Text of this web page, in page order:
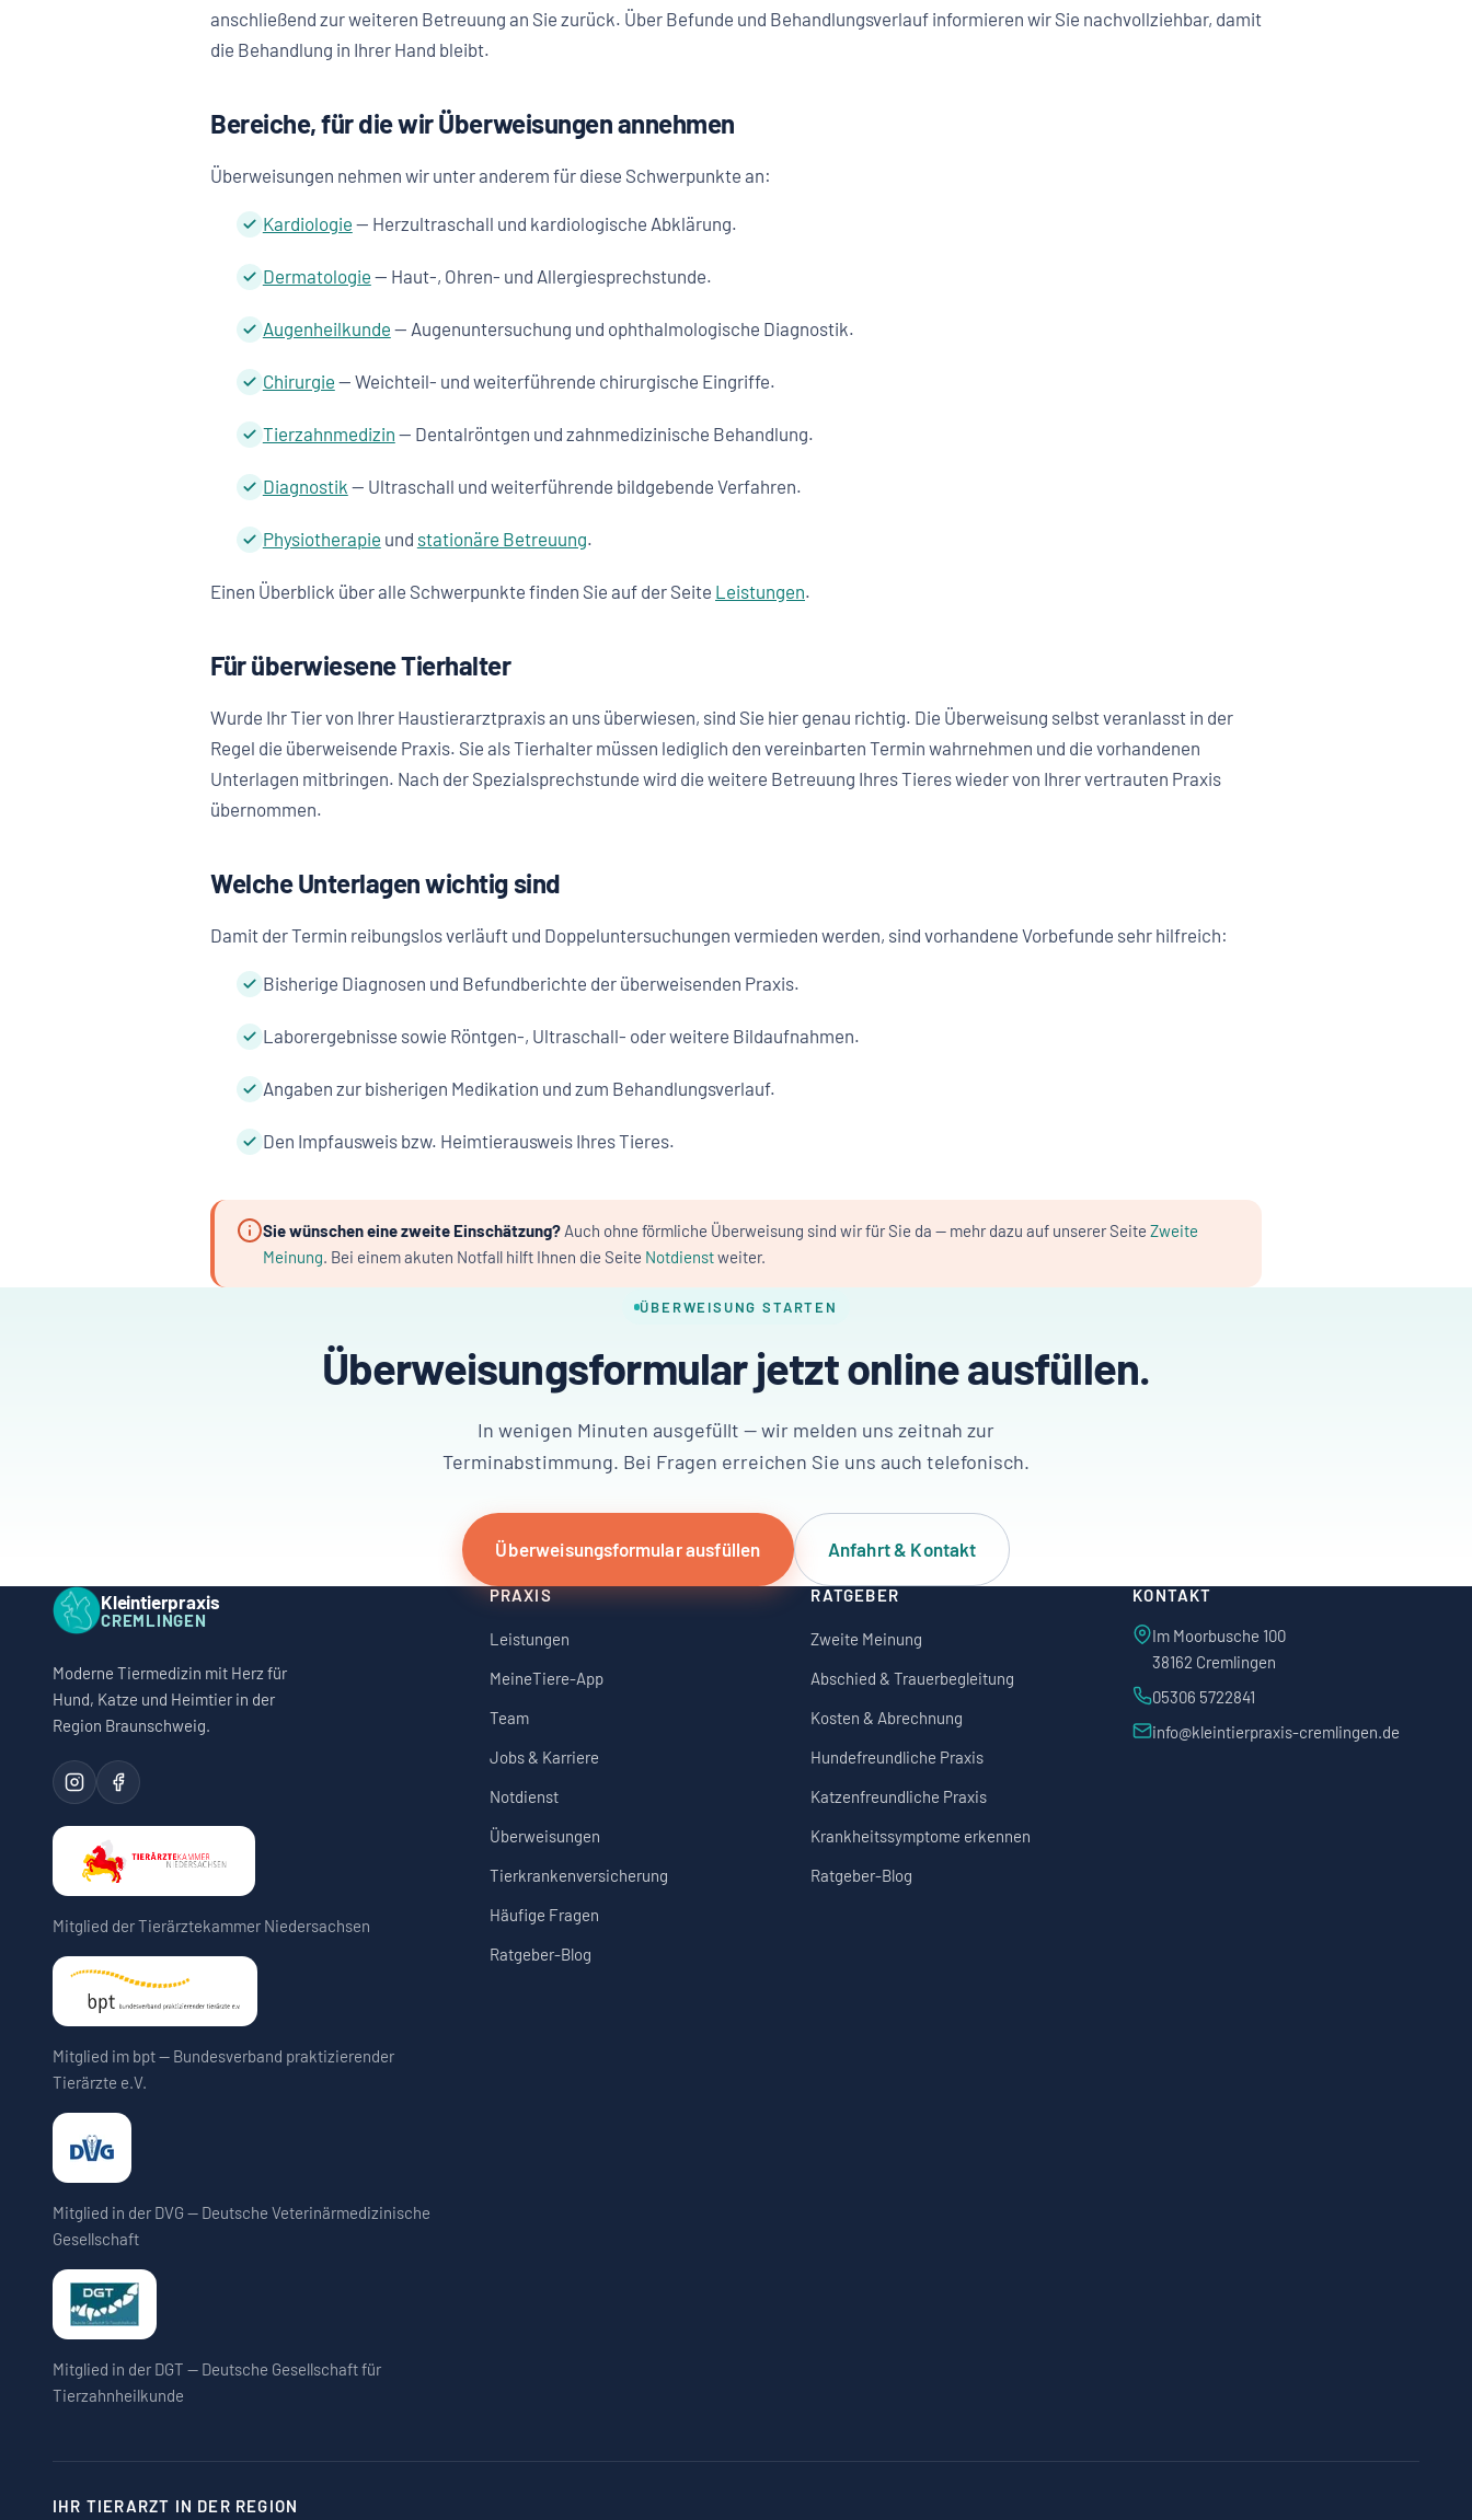
anschließend zur weiteren Betreuung an Sie zurück. Über Befunde und Behandlungsverlauf informieren wir Sie nachvollziehbar, damit
die Behandlung in Ihrer Hand bleibt.
Bereiche, für die wir Überweisungen annehmen
Überweisungen nehmen wir unter anderem für diese Schwerpunkte an:
Kardiologie — Herzultraschall und kardiologische Abklärung.
Dermatologie — Haut-, Ohren- und Allergiesprechstunde.
Augenheilkunde — Augenuntersuchung und ophthalmologische Diagnostik.
Chirurgie — Weichteil- und weiterführende chirurgische Eingriffe.
Tierzahnmedizin — Dentalröntgen und zahnmedizinische Behandlung.
Diagnostik — Ultraschall und weiterführende bildgebende Verfahren.
Physiotherapie und stationäre Betreuung.
Einen Überblick über alle Schwerpunkte finden Sie auf der Seite Leistungen.
Für überwiesene Tierhalter
Wurde Ihr Tier von Ihrer Haustierarztpraxis an uns überwiesen, sind Sie hier genau richtig. Die Überweisung selbst veranlasst in der
Regel die überweisende Praxis. Sie als Tierhalter müssen lediglich den vereinbarten Termin wahrnehmen und die vorhandenen
Unterlagen mitbringen. Nach der Spezialsprechstunde wird die weitere Betreuung Ihres Tieres wieder von Ihrer vertrauten Praxis
übernommen.
Welche Unterlagen wichtig sind
Damit der Termin reibungslos verläuft und Doppeluntersuchungen vermieden werden, sind vorhandene Vorbefunde sehr hilfreich:
Bisherige Diagnosen und Befundberichte der überweisenden Praxis.
Laborergebnisse sowie Röntgen-, Ultraschall- oder weitere Bildaufnahmen.
Angaben zur bisherigen Medikation und zum Behandlungsverlauf.
Den Impfausweis bzw. Heimtierausweis Ihres Tieres.
Sie wünschen eine zweite Einschätzung? Auch ohne förmliche Überweisung sind wir für Sie da — mehr dazu auf unserer Seite Zweite
Meinung. Bei einem akuten Notfall hilft Ihnen die Seite Notdienstweiter.
ÜBERWEISUNG STARTEN
Überweisungsformular jetzt online ausfüllen.
In wenigen Minuten ausgefüllt — wir melden uns zeitnah zur
Terminabstimmung. Bei Fragen erreichen Sie uns auch telefonisch.
Überweisungsformular ausfüllen Anfahrt & Kontakt
Kleintierpraxis
CREMLINGEN
Moderne Tiermedizin mit Herz für
Hund, Katze und Heimtier in der
Region Braunschweig.
Mitglied der Tierärztekammer Niedersachsen
Mitglied im bpt — Bundesverband praktizierender
Tierärzte e.V.
Mitglied in der DVG — Deutsche Veterinärmedizinische
Gesellschaft
Mitglied in der DGT — Deutsche Gesellschaft für
Tierzahnheilkunde
PRAXIS
Leistungen
MeineTiere-App
Team
Jobs & Karriere
Notdienst
Überweisungen
Tierkrankenversicherung
Häufige Fragen
Ratgeber-Blog
RATGEBER
Zweite Meinung
Abschied & Trauerbegleitung
Kosten & Abrechnung
Hundefreundliche Praxis
Katzenfreundliche Praxis
Krankheitssymptome erkennen
Ratgeber-Blog
KONTAKT
Im Moorbusche 100
38162 Cremlingen
05306 5722841
info@kleintierpraxis-cremlingen.de
IHR TIERARZT IN DER REGION